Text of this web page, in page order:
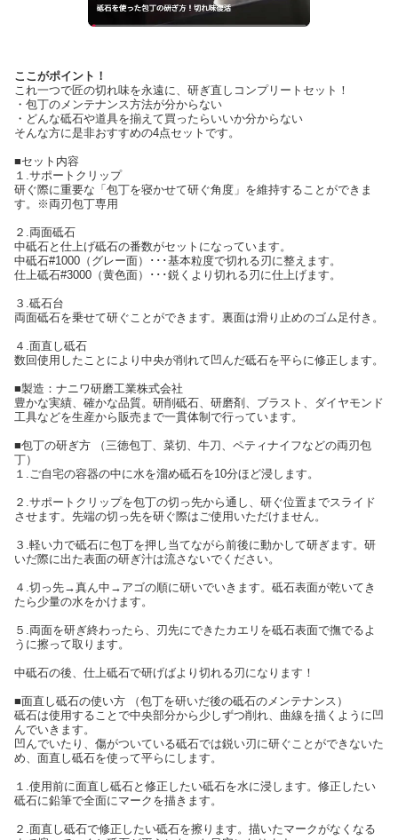
ここがポイント！
これ一つで匠の切れ味を永遠に、研ぎ直しコンプリートセット！
・包丁のメンテナンス方法が分からない
・どんな砥石や道具を揃えて買ったらいいか分からない
そんな方に是非おすすめの4点セットです。
■セット内容
１.サポートクリップ
研ぐ際に重要な「包丁を寝かせて研ぐ角度」を維持することができま
す。※両刃包丁専用
２.両面砥石
中砥石と仕上げ砥石の番数がセットになっています。
中砥石#1000（グレー面）･･･基本粒度で切れる刃に整えます。
仕上砥石#3000（黄色面）･･･鋭くより切れる刃に仕上げます。
３.砥石台
両面砥石を乗せて研ぐことができます。裏面は滑り止めのゴム足付き。
４.面直し砥石
数回使用したことにより中央が削れて凹んだ砥石を平らに修正します。
■製造：ナニワ研磨工業株式会社
豊かな実績、確かな品質。研削砥石、研磨剤、ブラスト、ダイヤモンド
工具などを生産から販売まで一貫体制で行っています。
■包丁の研ぎ方 （三徳包丁、菜切、牛刀、ペティナイフなどの両刃包
丁）
１.ご自宅の容器の中に水を溜め砥石を10分ほど浸します。
２.サポートクリップを包丁の切っ先から通し、研ぐ位置までスライド
させます。先端の切っ先を研ぐ際はご使用いただけません。
３.軽い力で砥石に包丁を押し当てながら前後に動かして研ぎます。研
いだ際に出た表面の研ぎ汁は流さないでください。
４.切っ先→真ん中→アゴの順に研いでいきます。砥石表面が乾いてき
たら少量の水をかけます。
５.両面を研ぎ終わったら、刃先にできたカエリを砥石表面で撫でるよ
うに擦って取ります。
中砥石の後、仕上砥石で研げばより切れる刃になります！
■面直し砥石の使い方 （包丁を研いだ後の砥石のメンテナンス）
砥石は使用することで中央部分から少しずつ削れ、曲線を描くように凹
んでいきます。
凹んでいたり、傷がついている砥石では鋭い刃に研ぐことができないた
め、面直し砥石を使って平らにします。
１.使用前に面直し砥石と修正したい砥石を水に浸します。修正したい
砥石に鉛筆で全面にマークを描きます。
２.面直し砥石で修正したい砥石を擦ります。描いたマークがなくなる